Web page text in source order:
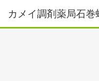
カメイ調剤薬局石巻